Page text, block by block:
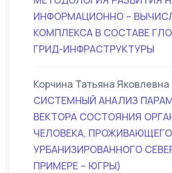
ИНФОРМАЦИОННО –
КОМПЛЕКСА В СОСТАВЕ
ГРИД-ИНФРАСТРУКТУРЫ
Корчина Татьяна Яковлевна
СИСТЕМНЫЙ АНАЛИЗ
ВЕКТОРА СОСТОЯНИЯ
ЧЕЛОВЕКА,
УРБАНИЗИРОВАННОГО
ПРИМЕРЕ – ЮГРЫ)